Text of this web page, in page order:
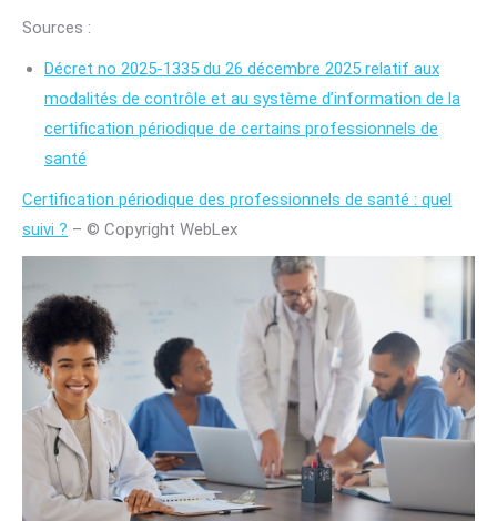
Sources :
Décret no 2025-1335 du 26 décembre 2025 relatif aux
modalités de contrôle et au système d’information de la
certification périodique de certains professionnels de
santé
Certification périodique des professionnels de santé : quel
suivi ? – © Copyright WebLex